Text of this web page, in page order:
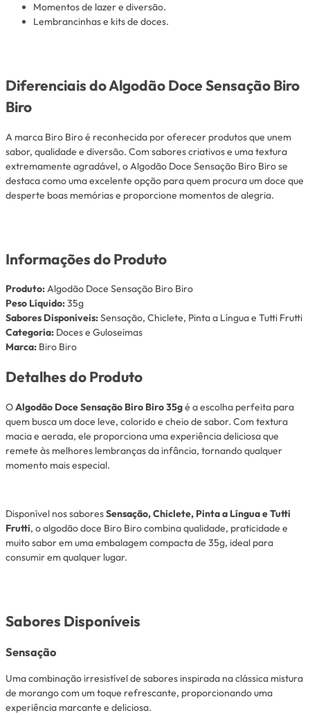
Momentos de lazer e diversão.
Lembrancinhas e kits de doces.
Diferenciais do Algodão Doce Sensação Biro
Biro
A marca Biro Biro é reconhecida por oferecer produtos que unem
sabor, qualidade e diversão. Com sabores criativos e uma textura
extremamente agradável, o Algodão Doce Sensação Biro Biro se
destaca como uma excelente opção para quem procura um doce que
desperte boas memórias e proporcione momentos de alegria.
Informações do Produto
Produto:Algodão Doce Sensação Biro Biro
Peso Líquido:35g
Sabores Disponíveis:Sensação, Chiclete, Pinta a Língua e Tutti Frutti
Categoria: Doces e Guloseimas
Marca: Biro Biro
Detalhes do Produto
OAlgodão Doce Sensação Biro Biro 35gé a escolha perfeita para
quem busca um doce leve, colorido e cheio de sabor. Com textura
macia e aerada, ele proporciona uma experiência deliciosa que
remete às melhores lembranças da infância, tornando qualquer
momento mais especial.
Disponível nos saboresSensação, Chiclete, Pinta a Língua e Tutti
Frutti, o algodão doce Biro Biro combina qualidade, praticidade e
muito sabor em uma embalagem compacta de 35g, ideal para
consumir em qualquer lugar.
Sabores Disponíveis
Sensação
Uma combinação irresistível de sabores inspirada na clássica mistura
de morango com um toque refrescante, proporcionando uma
experiência marcante e deliciosa.